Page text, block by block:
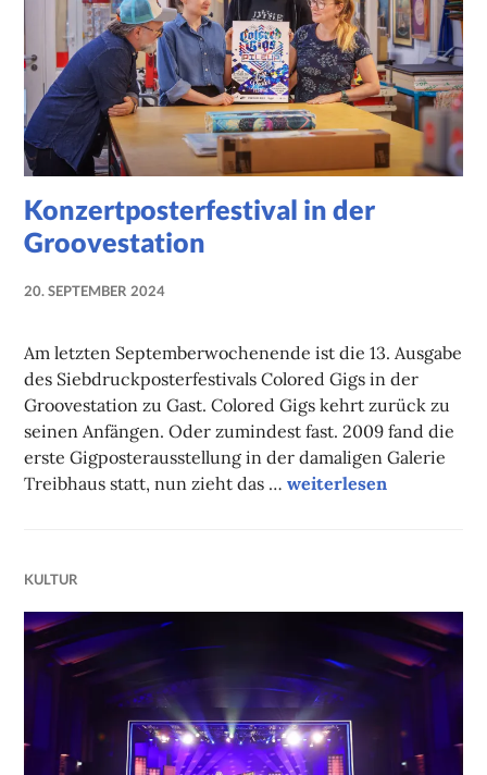
Konzertposterfestival in der
Groovestation
20. SEPTEMBER 2024
Am letzten Septemberwochenende ist die 13. Ausgabe
des Siebdruckposterfestivals Colored Gigs in der
Groovestation zu Gast. Colored Gigs kehrt zurück zu
seinen Anfängen. Oder zumindest fast. 2009 fand die
erste Gigposterausstellung in der damaligen Galerie
Treibhaus statt, nun zieht das …Konzertposterfestival
weiterlesen
KULTUR